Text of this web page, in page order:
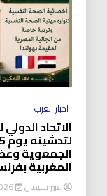
اخبار العرب
الاتحاد
الجمعوية
المغربية
عبير سليمان 2026-08-03